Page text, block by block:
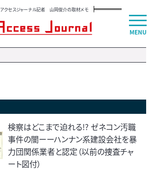
アクセスジャーナル記者 山岡俊介の取材メモ
検察はどこまで迫れる!? ゼネコン汚職
事件の闇ーーハンナン系建設会社を暴
力団関係業者と認定（以前の捜査チャ
ート図付）
MENU